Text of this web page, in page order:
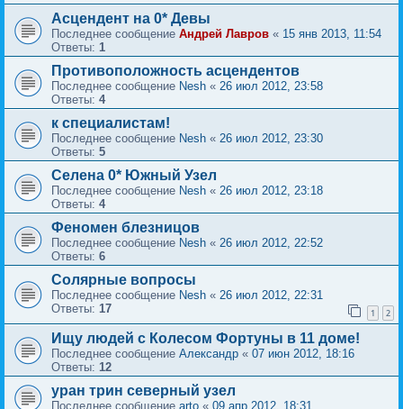
Асцендент на 0* Девы
Последнее сообщение Андрей Лавров « 15 янв 2013, 11:54
Ответы: 1
Противоположность асцендентов
Последнее сообщение Nesh « 26 июл 2012, 23:58
Ответы: 4
к специалистам!
Последнее сообщение Nesh « 26 июл 2012, 23:30
Ответы: 5
Селена 0* Южный Узел
Последнее сообщение Nesh « 26 июл 2012, 23:18
Ответы: 4
Феномен блезницов
Последнее сообщение Nesh « 26 июл 2012, 22:52
Ответы: 6
Солярные вопросы
Последнее сообщение Nesh « 26 июл 2012, 22:31
Ответы: 17 1 2
Ищу людей с Колесом Фортуны в 11 доме!
Последнее сообщение Александр « 07 июн 2012, 18:16
Ответы: 12
уран трин северный узел
Последнее сообщение arto « 09 апр 2012, 18:31